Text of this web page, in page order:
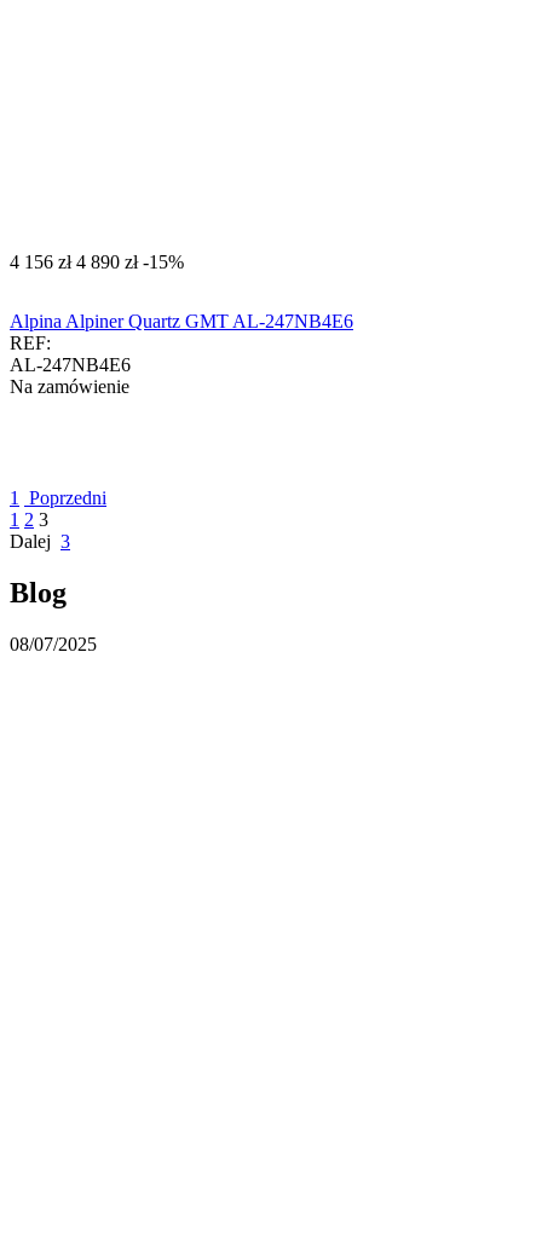
‍4 156‍ zł ‍4 890‍ zł -15%
Alpina Alpiner Quartz GMT AL-247NB4E6
REF:
AL-247NB4E6
Na zamówienie
1
Poprzedni
1 2 3
Dalej 3
Blog
08/07/2025